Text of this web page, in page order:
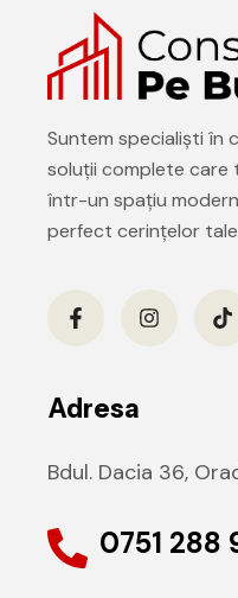
Suntem specialiști în
soluții complete
într-un spațiu
perfect cerințelor
Adresa
Bdul. Dacia 36,
0751 288